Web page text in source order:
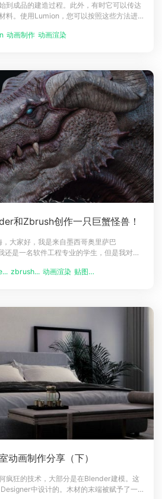
到成品的建造过程。此外，有时它可以传达
料。使用Lumion，您可以按照这些方法进行
、屋顶、墙壁、窗户等），如Lumion单独的
动画制作 动画渲染
和Zbrush创作一只巨蟹怪兽！
大家好，我是来自墨西哥奥里萨巴
还是一名软件工程专业的学生，但是我对电
我决定开始认真的学习3D行业并开始接受
zbrush... 动画渲染 贴图教程
动画制作分享（下）
疯狂的技术，大部分是在Blender建模。这
中设计的。木材的末端被赋予了一个